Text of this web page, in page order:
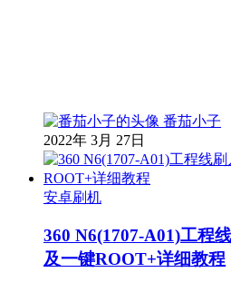
番茄小子
2022年 3月 27日
安卓刷机
360 N6(1707-A01)工程
及一键ROOT+详细教程